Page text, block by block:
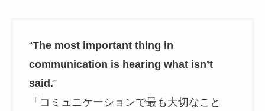
“The most important thing in
communication is hearing what isn’t
said.”
「コミュニケーションで最も大切なこと